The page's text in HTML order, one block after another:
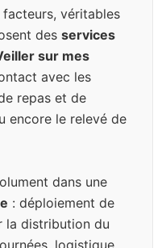
facteurs, véritables
des services
sur mes
avec les
repas et de
encore le relevé de
dans une
: déploiement de
la distribution du